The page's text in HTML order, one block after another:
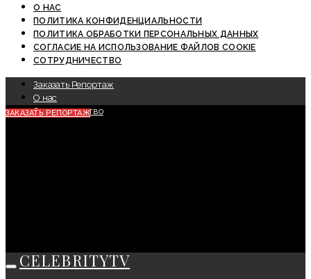
О НАС
ПОЛИТИКА КОНФИДЕНЦИАЛЬНОСТИ
ПОЛИТИКА ОБРАБОТКИ ПЕРСОНАЛЬНЫХ ДАННЫХ
СОГЛАСИЕ НА ИСПОЛЬЗОВАНИЕ ФАЙЛОВ COOKIE
СОТРУДНИЧЕСТВО
Заказать Репортаж
О нас
Сотрудничество
ЗАКАЗАТЬ РЕПОРТАЖ
CELEBRITYTV